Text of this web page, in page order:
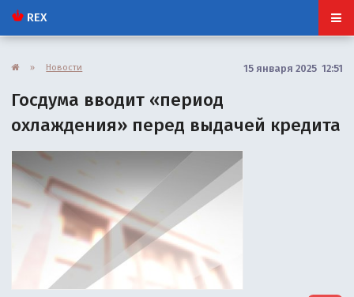
REX
» Новости 15 января 2025 12:51
Госдума вводит «период
охлаждения» перед выдачей кредита